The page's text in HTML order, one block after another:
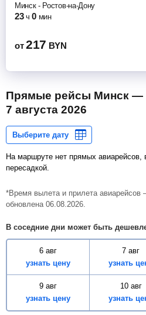
Минск- Ростов-на-Дону
23 ч 0 мин
от 217 BYN
Прямые рейсы Минск —
7 августа 2026
На маршруте нет прямых авиарейсов, воспользуйтесь рейсами с
пересадкой.
*Время вылета и прилета
обновлена 06.08.2026.
В соседние дни может быть
6 авг
узнать цену
7 авг
узнать
9 авг
узнать цену
10 авг
узнать